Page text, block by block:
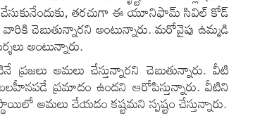
తరచుగా ఈ యూనిఫామ్​ సివిల్​ కోడ్​
చెబుతున్నారని అంటున్నారు. మరోవైపు ఉమ్మడి
అంటున్నారు.
అమలు చేస్తున్నారని చెబుతున్నారు. వీటి
ప్రమాదం ఉందని ఆరోపిస్తున్నారు. వీటిని
అమలు చేయడం కష్టమని స్పష్టం చేస్తున్నారు.